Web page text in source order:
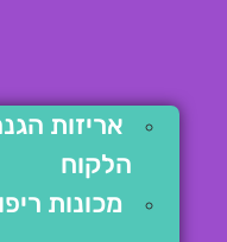
אריזות
הלקוח
מכונות